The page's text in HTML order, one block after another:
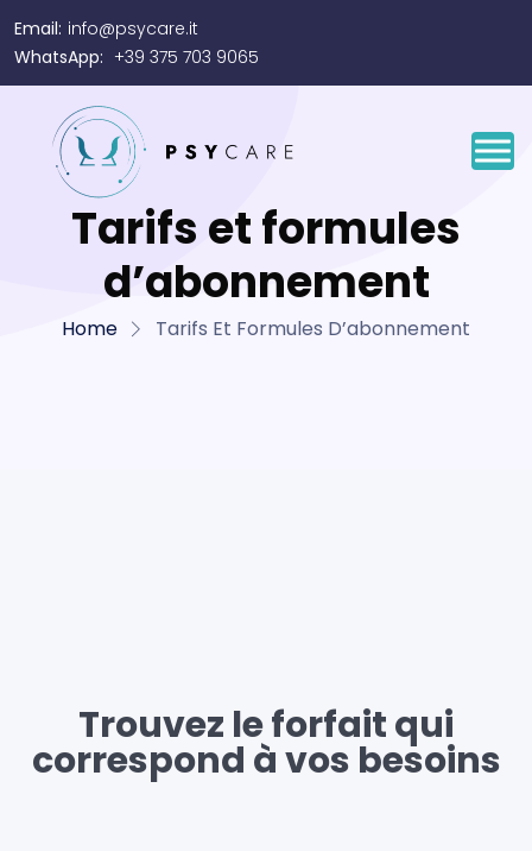
Email: info@psycare.it
WhatsApp: +39 375 703 9065
Tarifs et formules
d’abonnement
Home Tarifs Et Formules D’abonnement
Trouvez le forfait qui
correspond à vos besoins